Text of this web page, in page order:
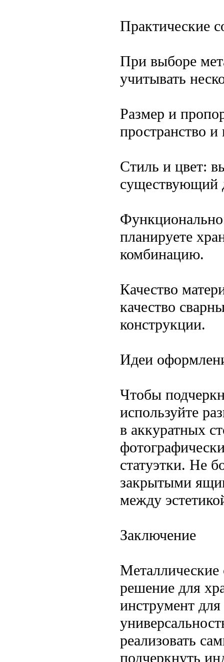
Практические
При выборе
учитывать
Размер и
пространство и
Стиль и цвет:
существующий
планируете
комбинацию.
Качество
качество
конструкции.
Идеи
Чтобы
используйте
в аккуратных
статуэтки. Не
закрытыми
между
Заключение
Металлические
решение для
инструмент
реализовать
подчеркнуть